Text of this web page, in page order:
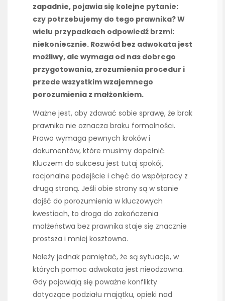
zapadnie, pojawia się kolejne pytanie:
czy potrzebujemy do tego prawnika? W
wielu przypadkach odpowiedź brzmi:
niekoniecznie. Rozwód bez adwokata jest
możliwy, ale wymaga od nas dobrego
przygotowania, zrozumienia procedur i
przede wszystkim wzajemnego
porozumienia z małżonkiem.
Ważne jest, aby zdawać sobie sprawę, że brak
prawnika nie oznacza braku formalności.
Prawo wymaga pewnych kroków i
dokumentów, które musimy dopełnić.
Kluczem do sukcesu jest tutaj spokój,
racjonalne podejście i chęć do współpracy z
drugą stroną. Jeśli obie strony są w stanie
dojść do porozumienia w kluczowych
kwestiach, to droga do zakończenia
małżeństwa bez prawnika staje się znacznie
prostsza i mniej kosztowna.
Należy jednak pamiętać, że są sytuacje, w
których pomoc adwokata jest nieodzowna.
Gdy pojawiają się poważne konflikty
dotyczące podziału majątku, opieki nad